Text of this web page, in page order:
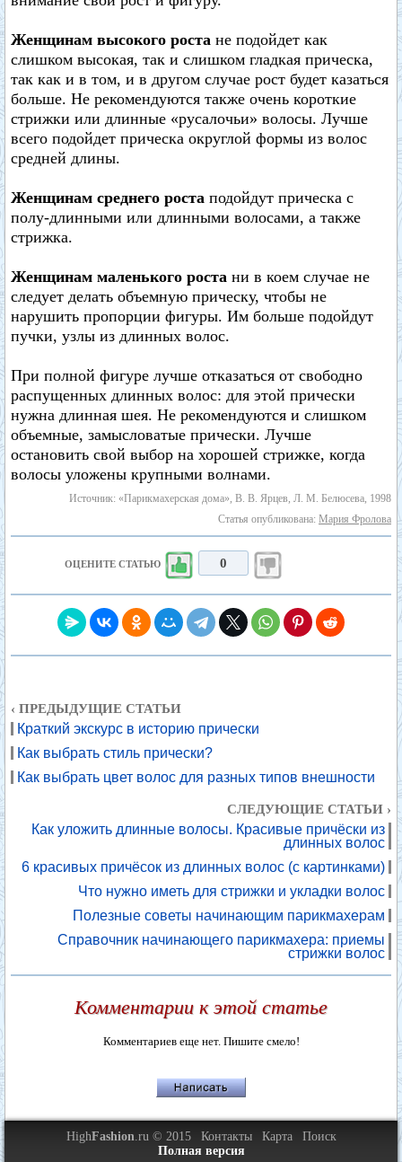
Женщинам высокого роста не подойдет как
слишком высокая, так и слишком гладкая прическа,
так как и в том, и в другом случае рост будет казаться
больше. Не рекомендуются также очень короткие
стрижки или длинные «русалочьи» волосы. Лучше
всего подойдет прическа округлой формы из волос
средней длины.
Женщинам среднего роста подойдут прическа с
полу-длинными или длинными волосами, а также
стрижка.
Женщинам маленького роста ни в коем случае не
следует делать объемную прическу, чтобы не
нарушить пропорции фигуры. Им больше подойдут
пучки, узлы из длинных волос.
При полной фигуре лучше отказаться от свободно
распущенных длинных волос: для этой прически
нужна длинная шея. Не рекомендуются и слишком
объемные, замысловатые прически. Лучше
остановить свой выбор на хорошей стрижке, когда
волосы уложены крупными волнами.
Источник: «Парикмахерская дома», В. В. Ярцев, Л. М. Белюсева, 1998
Статья опубликована: Мария Фролова
ОЦЕНИТЕ СТАТЬЮ 0
‹ ПРЕДЫДУЩИЕ СТАТЬИ
Краткий экскурс в историю прически
Как выбрать стиль прически?
Как выбрать цвет волос для разных типов внешности
СЛЕДУЮЩИЕ СТАТЬИ ›
Как уложить длинные волосы. Красивые причёски из
длинных волос
6 красивых причёсок из длинных волос (с картинками)
Что нужно иметь для стрижки и укладки волос
Полезные советы начинающим парикмахерам
Справочник начинающего парикмахера: приемы
стрижки волос
Комментарии к этой статье
Комментариев еще нет. Пишите смело!
HighFashion.ru © 2015 Контакты Карта
Поиск
Полная версия